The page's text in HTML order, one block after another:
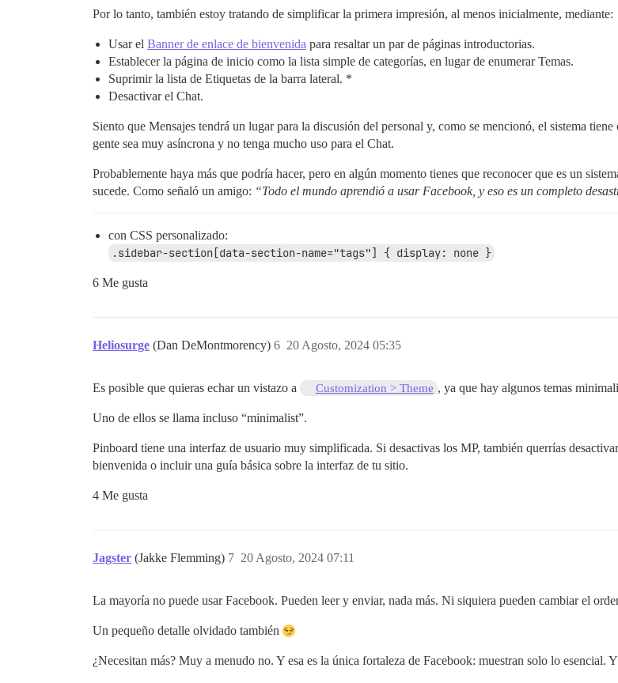
Por lo tanto, también estoy tratando de simplificar la primera impresión, al menos inicialmente, mediante:
Usar el Banner de enlace de bienvenida para resaltar un par de páginas introductorias.
Establecer la página de inicio como la lista simple de categorías, en lugar de enumerar Temas.
Suprimir la lista de Etiquetas de la barra lateral. *
Desactivar el Chat.
Siento que Mensajes tendrá un lugar para la discusión del personal y, como se mencionó, el sistema
gente sea muy asíncrona y no tenga mucho uso para el Chat.
Probablemente haya más que podría hacer, pero en algún momento tienes que reconocer que es un
sucede. Como señaló un amigo: “Todo el mundo aprendió a usar Facebook, y eso es un completo
con CSS personalizado:
.sidebar-section[data-section-name="tags"] { display: none }
6 Me gusta
Heliosurge (Dan DeMontmorency) 20 Agosto, 2024 05:35
6
Es posible que quieras echar un vistazo a Customization > Theme , ya que hay algunos temas
Uno de ellos se llama incluso “minimalist”.
Pinboard tiene una interfaz de usuario muy simplificada. Si desactivas los MP, también querrías
bienvenida o incluir una guía básica sobre la interfaz de tu sitio.
4 Me gusta
Jagster (Jakke Flemming) 20 Agosto, 2024 07:11
7
La mayoría no puede usar Facebook. Pueden leer y enviar, nada más. Ni siquiera pueden cambiar el
Un pequeño detalle olvidado también
¿Necesitan más? Muy a menudo no. Y esa es la única fortaleza de Facebook: muestran solo lo esencial.